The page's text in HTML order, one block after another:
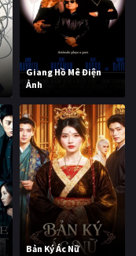
Giang Hồ Mê Điện
Ảnh
Bản Ký Ác Nữ